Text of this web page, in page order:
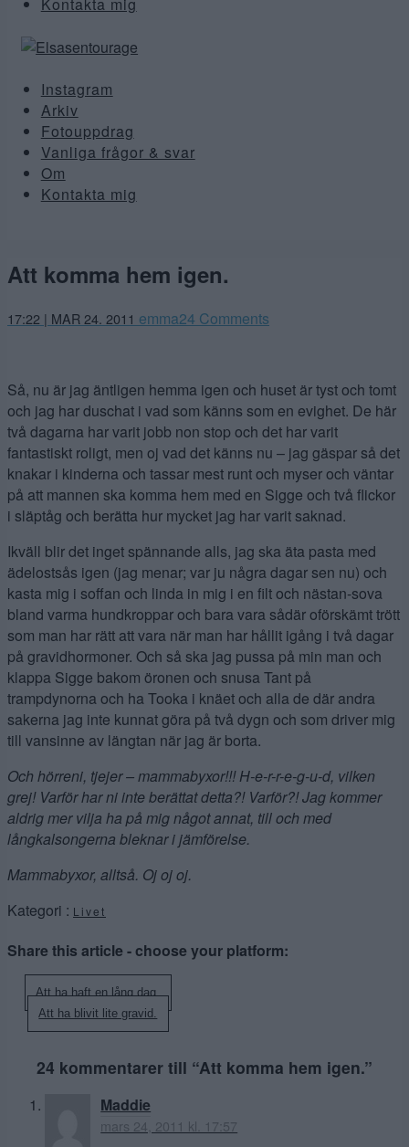
Kontakta mig
Instagram
Arkiv
Fotouppdrag
Vanliga frågor & svar
Om
Kontakta mig
Att komma hem igen.
17:22 | MAR 24. 2011 emma24 Comments
Så, nu är jag äntligen hemma igen och huset är tyst och tomt
och jag har duschat i vad som känns som en evighet. De här
två dagarna har varit jobb non stop och det har varit
fantastiskt roligt, men oj vad det känns nu – jag gäspar så det
knakar i kinderna och tassar mest runt och myser och väntar
på att mannen ska komma hem med en Sigge och två flickor
i släptåg och berätta hur mycket jag har varit saknad.
Ikväll blir det inget spännande alls, jag ska äta pasta med
ädelostsås igen (jag menar; var ju några dagar sen nu) och
kasta mig i soffan och linda in mig i en filt och nästan-sova
bland varma hundkroppar och bara vara sådär oförskämt trött
som man har rätt att vara när man har hållit igång i två dagar
på gravidhormoner. Och så ska jag pussa på min man och
klappa Sigge bakom öronen och snusa Tant på
trampdynorna och ha Tooka i knäet och alla de där andra
sakerna jag inte kunnat göra på två dygn och som driver mig
till vansinne av längtan när jag är borta.
Och hörreni, tjejer – mammabyxor!!! H-e-r-r-e-g-u-d, vilken
grej! Varför har ni inte berättat detta?! Varför?! Jag kommer
aldrig mer vilja ha på mig något annat, till och med
långkalsongerna bleknar i jämförelse.
Mammabyxor, alltså. Oj oj oj.
Kategori : Livet
Share this article - choose your platform:
Inläggsnavigering
Att ha haft en lång dag.
Att ha blivit lite gravid.
24 kommentarer till “Att komma hem igen.”
Maddie
mars 24, 2011 kl. 17:57